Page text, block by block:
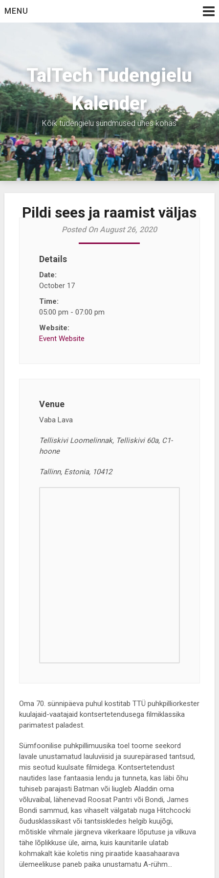
toMENU
TalTech Tudengielu
Kalender
Kõik tudengielu sündmused ühes kohas
Pildi sees ja raamist väljas
Posted On August 26, 2020
Details
Date:
October 17
Time:
05:00 pm - 07:00 pm
Website:
Event Website
Venue
Vaba Lava
Telliskivi Loomelinnak, Telliskivi 60a, C1-
hoone
Tallinn, Estonia, 10412
Oma 70. sünnipäeva puhul kostitab TTÜ puhkpilliorkester
kuulajaid-vaatajaid kontsertetendusega filmiklassika
parimatest paladest.
Sümfoonilise puhkpillimuusika toel toome seekord
lavale unustamatud lauluviisid ja suurepärased tantsud,
mis seotud kuulsate filmidega. Kontsertetendust
nautides lase fantaasia lendu ja tunneta, kas läbi õhu
tuhiseb parajasti Batman või liugleb Aladdin oma
võluvaibal, lähenevad Roosat Pantri või Bondi, James
Bondi sammud, kas vihaselt välgatab nuga Hitchcocki
õudusklassikast või tantsiskledes helgib kuujõgi,
mõtiskle vihmale järgneva vikerkaare lõputuse ja vilkuva
tähe lõplikkuse üle, aima, kuis kaunitarile ulatab
kohmakalt käe koletis ning piraatide kaasahaarava
ülemeelikuse paneb paika unustamatu A-rühm…